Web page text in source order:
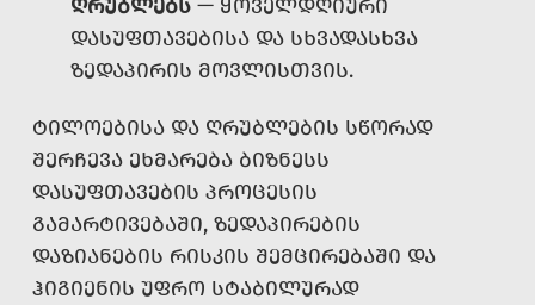
ᲦᲠᲣᲑᲚᲔᲑᲡ — ᲧᲝᲕᲔᲚᲓᲦᲘᲣᲠᲘ
ᲓᲐᲡᲣᲤᲗᲐᲕᲔᲑᲘᲡᲐ ᲓᲐ ᲡᲮᲕᲐᲓᲐᲡᲮᲕᲐ
ᲖᲔᲓᲐᲞᲘᲠᲘᲡ ᲛᲝᲕᲚᲘᲡᲗᲕᲘᲡ.
ᲢᲘᲚᲝᲔᲑᲘᲡᲐ ᲓᲐ ᲦᲠᲣᲑᲚᲔᲑᲘᲡ ᲡᲬᲝᲠᲐᲓ
ᲨᲔᲠᲩᲔᲕᲐ ᲔᲮᲛᲐᲠᲔᲑᲐ ᲑᲘᲖᲜᲔᲡᲡ
ᲓᲐᲡᲣᲤᲗᲐᲕᲔᲑᲘᲡ ᲞᲠᲝᲪᲔᲡᲘᲡ
ᲒᲐᲛᲐᲠᲢᲘᲕᲔᲑᲐᲨᲘ, ᲖᲔᲓᲐᲞᲘᲠᲔᲑᲘᲡ
ᲓᲐᲖᲘᲐᲜᲔᲑᲘᲡ ᲠᲘᲡᲙᲘᲡ ᲨᲔᲛᲪᲘᲠᲔᲑᲐᲨᲘ ᲓᲐ
ᲰᲘᲒᲘᲔᲜᲘᲡ ᲣᲤᲠᲝ ᲡᲢᲐᲑᲘᲚᲣᲠᲐᲓ